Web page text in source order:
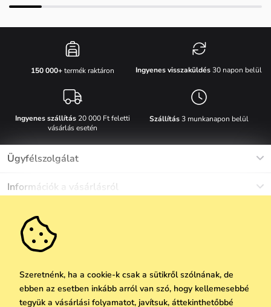
150 000+termék raktáron Ingyenes visszaküldés30 napon belül
Ingyenes szállítás20 000 Ft feletti
vásárlás esetén
Szállítás3 munkanapon belül
Ügyfélszolgálat
+36 1 808 9989
Információk a vásárlásról
Gyakori kérdések
Anyagok és karbantartás
Visszaküldés és reklamáció
Egyéb információk
Rólunk
Karrier
Ajándék utalványok
Vállalatok számára
Ne maradj le semmiről!
Feliratkozni
Szeretnénk, ha a cookie-k csak a sütikről szólnának, de
ebben az esetben inkább arról van szó, hogy kellemesebbé
tegyük a vásárlási folyamatot, javítsuk, áttekinthetőbbé